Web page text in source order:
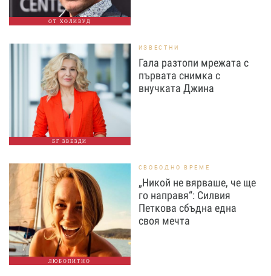
ОТ ХОЛИВУД
БГ ЗВЕЗДИ
ИЗВЕСТНИ
Гала разтопи мрежата с
първата снимка с
внучката Джина
ЛЮБОПИТНО
СВОБОДНО ВРЕМЕ
„Никой не вярваше, че ще
го направя“: Силвия
Петкова сбъдна една
своя мечта